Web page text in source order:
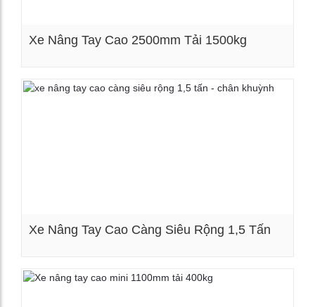
Xe Nâng Tay Cao 2500mm Tải 1500kg
Xe Nâng Tay Cao Càng Siêu Rộng 1,5 Tấn